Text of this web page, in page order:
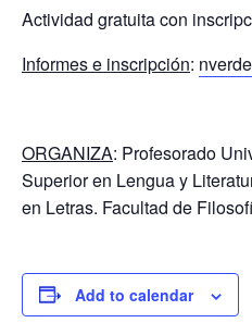
Actividad gratuita con
Informes e inscripción:
ORGANIZA: Profesorado
Superior en Lengua y
en Letras. Facultad de
Add to calendar